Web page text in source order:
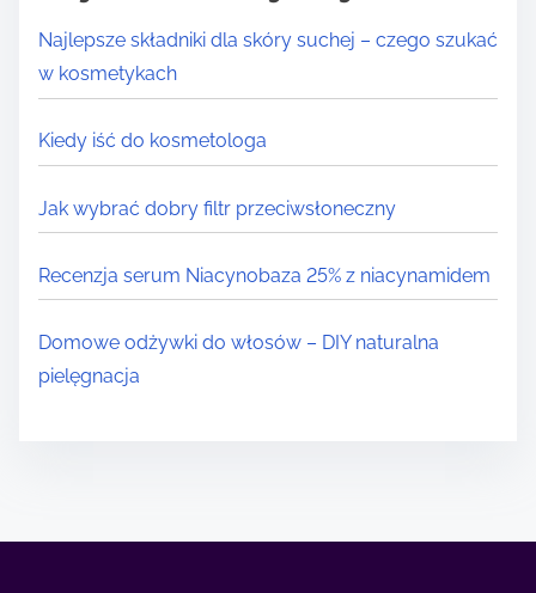
Najlepsze składniki dla skóry suchej – czego szukać
w kosmetykach
Kiedy iść do kosmetologa
Jak wybrać dobry filtr przeciwsłoneczny
Recenzja serum Niacynobaza 25% z niacynamidem
Domowe odżywki do włosów – DIY naturalna
pielęgnacja